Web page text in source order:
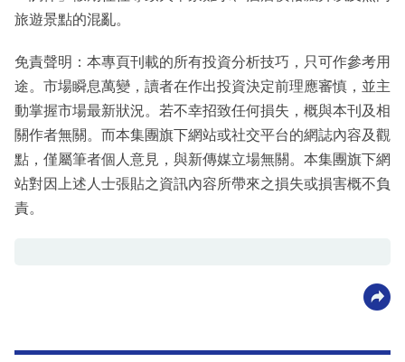
旅遊景點的混亂。
免責聲明：本專頁刊載的所有投資分析技巧，只可作參考用
途。市場瞬息萬變，讀者在作出投資決定前理應審慎，並主
動掌握市場最新狀況。若不幸招致任何損失，概與本刊及相
關作者無關。而本集團旗下網站或社交平台的網誌內容及觀
點，僅屬筆者個人意見，與新傳媒立場無關。本集團旗下網
站對因上述人士張貼之資訊內容所帶來之損失或損害概不負
責。